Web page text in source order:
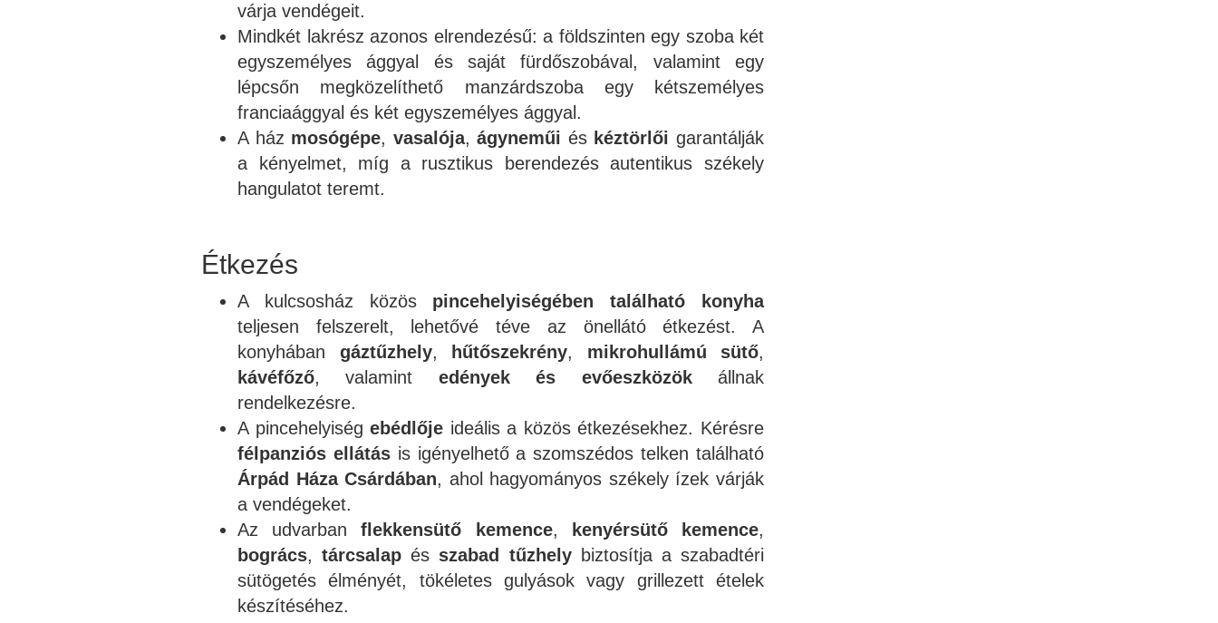
várja vendégeit.
Mindkét lakrész azonos elrendezésű: a földszinten egy szoba két
egyszemélyes ággyal és saját fürdőszobával, valamint egy
lépcsőn megközelíthető manzárdszoba egy kétszemélyes
franciaággyal és két egyszemélyes ággyal.
A ház mosógépe, vasalója,ágyneműi és kéztörlői garantálják
a kényelmet, míg a rusztikus berendezés autentikus székely
hangulatot teremt.
Étkezés
A kulcsosház közös pincehelyiségében található konyha
teljesen felszerelt, lehetővé téve az önellátó étkezést. A
konyhában gáztűzhely, hűtőszekrény, mikrohullámú sütő,
kávéfőző, valamint edények és evőeszközökállnak
rendelkezésre.
A pincehelyiségebédlője ideális a közös étkezésekhez. Kérésre
félpanziós ellátásis igényelhető a szomszédos telken található
Árpád Háza Csárdában, ahol hagyományos székely ízek várják
a vendégeket.
Az udvarbanflekkensütő kemence, kenyérsütő kemence,
bogrács,tárcsalap és szabad tűzhelybiztosítja a szabadtéri
sütögetés élményét, tökéletes gulyások vagy grillezett ételek
készítéséhez.